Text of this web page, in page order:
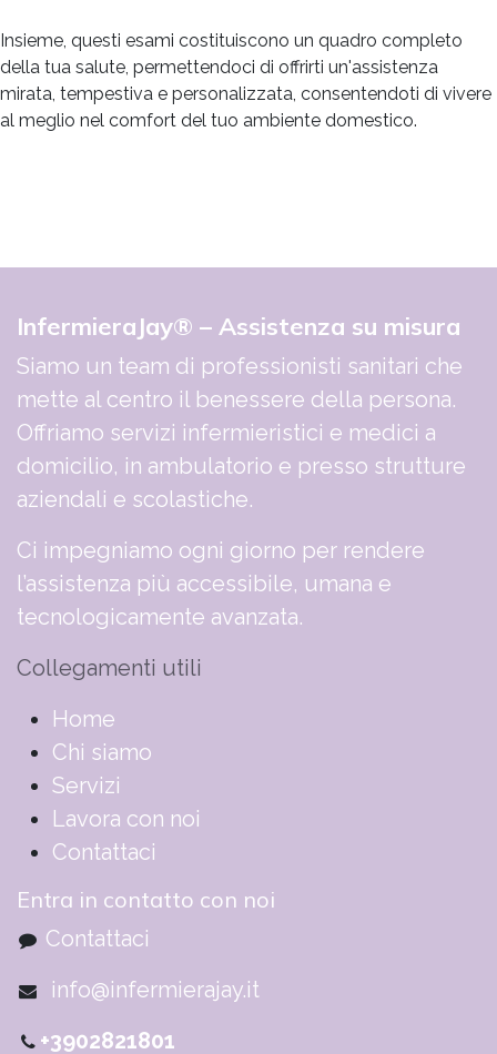
Insieme, questi esami costituiscono un quadro completo
della tua salute, permettendoci di offrirti un'assistenza
mirata, tempestiva e personalizzata, consentendoti di vivere
al meglio nel comfort del tuo ambiente domestico.
InfermieraJay® – Assistenza su misura
Siamo un team di professionisti sanitari che
mette al centro il benessere della persona.
Offriamo servizi infermieristici e medici a
domicilio, in ambulatorio e presso strutture
aziendali e scolastiche.
Ci impegniamo ogni giorno per rendere
l’assistenza più accessibile, umana e
tecnologicamente avanzata.
Collegamenti utili
​​​​​​​​​​​​​​​​H​o​m​e
Chi siamo
Servizi
Lavora con noi
Contattaci
Entra in contatto con noi
Contattaci
info@infermierajay.it
+3902821801